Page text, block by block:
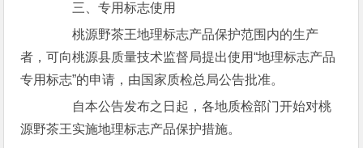
三、专用标志使用
桃源野茶王地理标志产品保护范围内的生产
者，可向桃源县质量技术监督局提出使用“地理标志产品
专用标志”的申请，由国家质检总局公告批准。
自本公告发布之日起，各地质检部门开始对桃
源野茶王实施地理标志产品保护措施。